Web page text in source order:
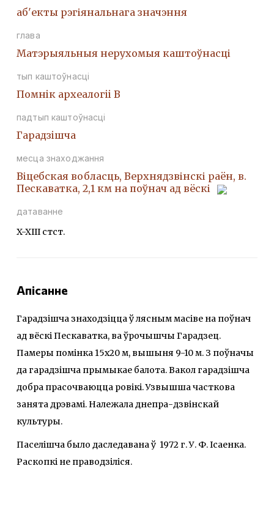
аб'екты рэгіянальнага значэння
глава
Матэрыяльныя нерухомыя каштоўнасці
тып каштоўнасці
Помнiк археалогii В
падтып каштоўнасці
Гарадзiшча
месца знаходжання
Віцебская вобласць, Верхнядзвінскі раён, в.
Пескаватка, 2,1 км на поўнач ад вёскі
датаванне
X-XIII стст.
Апісанне
Гарадзішча знаходзіцца ў лясным масіве на поўнач
ад вёскі Пескаватка, ва ўрочышчы Гарадзец.
Памеры помінка 15х20 м, вышыня 9-10 м. З поўначы
да гарадзішча прымыкае балота. Вакол гарадзішча
добра прасочваюцца ровікі. Узвышша часткова
занята дрэвамі. Належала днепра-дзвінскай
культуры.
Паселішча было даследавана ў 1972 г. У. Ф. Ісаенка.
Раскопкі не праводзіліся.